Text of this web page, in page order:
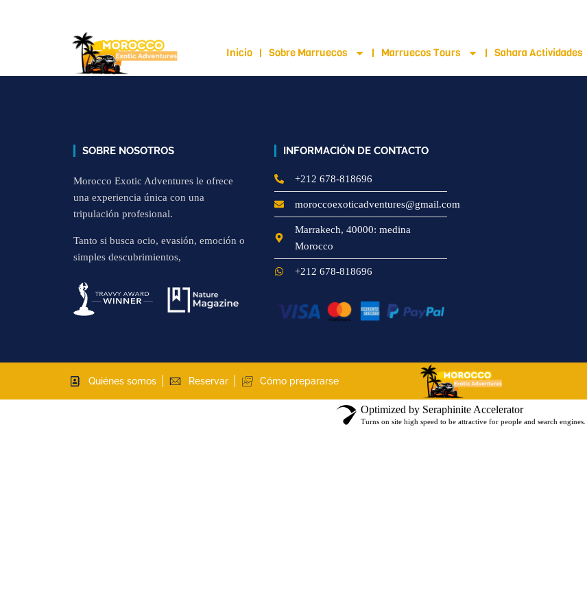
Inicio Sobre Marruecos Marruecos Tours Sahara Actividades
SOBRE NOSOTROS
Morocco Exotic Adventures le ofrece
una experiencia única con una
tripulación profesional.
Tanto si busca ocio, evasión, emoción o
simples descubrimientos,
INFORMACIÓN DE CONTACTO
+212 678-818696
moroccoexoticadventures@gmail.com
Marrakech, 40000: medina
Morocco
+212 678-818696
Quiénes somos Reservar Cómo prepararse
Optimized by Seraphinite Accelerator
Turns on site high speed to be attractive for people and search engines.